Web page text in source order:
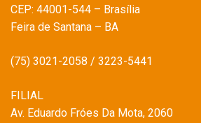
CEP: 44001-544 – Brasília
Feira de Santana – BA
(75) 3021-2058 / 3223-5441
FILIAL
Av. Eduardo Fróes Da Mota, 2060